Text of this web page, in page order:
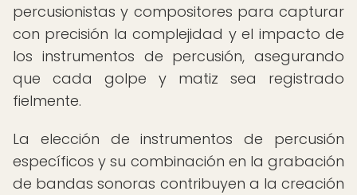
percusionistas y compositores para capturar
con precisión la complejidad y el impacto de
los instrumentos de percusión, asegurando
que cada golpe y matiz sea registrado
fielmente.
La elección de instrumentos de percusión
específicos y su combinación en la grabación
de bandas sonoras contribuyen a la creación